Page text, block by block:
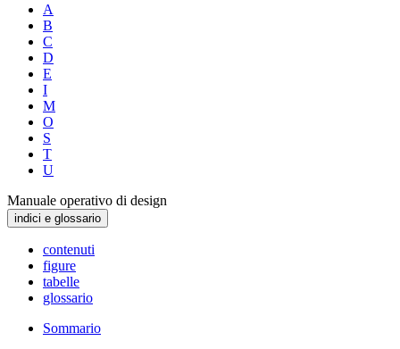
A
B
C
D
E
I
M
O
S
T
U
Manuale operativo di design
indici e glossario
contenuti
figure
tabelle
glossario
Sommario